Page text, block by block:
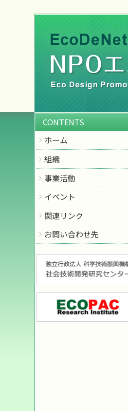
CONTENTS
ホーム
組織
設立趣旨
定款
役員
事務内容
事務局
事業活動
イベント
関連リンク
お問い合わせ先